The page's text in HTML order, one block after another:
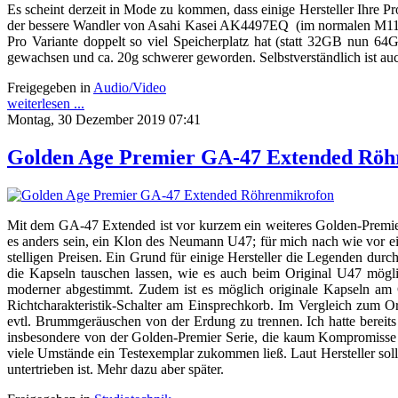
Es scheint derzeit in Mode zu kommen, dass einige Hersteller Ihre
der bessere Wandler von Asahi Kasei AK4497EQ (im normalen
Pro Variante doppelt so viel Speicherplatz hat (statt 32GB nun
gewachsen und ca. 20g schwerer geworden. Selbstverständlich ist
Freigegeben in Audio/Video
weiterlesen ...
Montag, 30 Dezember 2019 07:41
Golden Age Premier GA-47 Extended
Mit dem GA-47 Extended ist vor kurzem ein weiteres Golden-
es anders sein, ein Klon des Neumann U47; für mich nach wie vor
stelligen Preisen. Ein Grund für einige Hersteller die Legenden
die Kapseln tauschen lassen, wie es auch beim Original U47
moderner abgestimmt. Zudem ist es möglich originale Kapseln
Richtcharakteristik-Schalter am Einsprechkorb. Im Vergleich zum
evtl. Brummgeräuschen von der Erdung zu trennen. Ich hatte
insbesondere von der Golden-Premier Serie, die kaum
viele Umstände ein Testexemplar zukommen ließ. Laut Hersteller
untertrieben ist. Mehr dazu aber später.